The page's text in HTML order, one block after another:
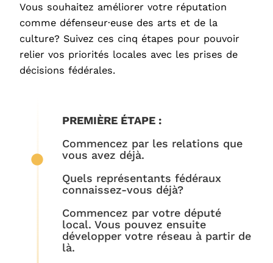
Vous souhaitez améliorer votre réputation
comme défenseur·euse des arts et de la
culture? Suivez ces cinq étapes pour pouvoir
relier vos priorités locales avec les prises de
décisions fédérales.
PREMIÈRE ÉTAPE :
Commencez par les relations que
vous avez déjà.
Quels représentants fédéraux
connaissez-vous déjà?
Commencez par votre député
local. Vous pouvez ensuite
développer votre réseau à partir de
là.